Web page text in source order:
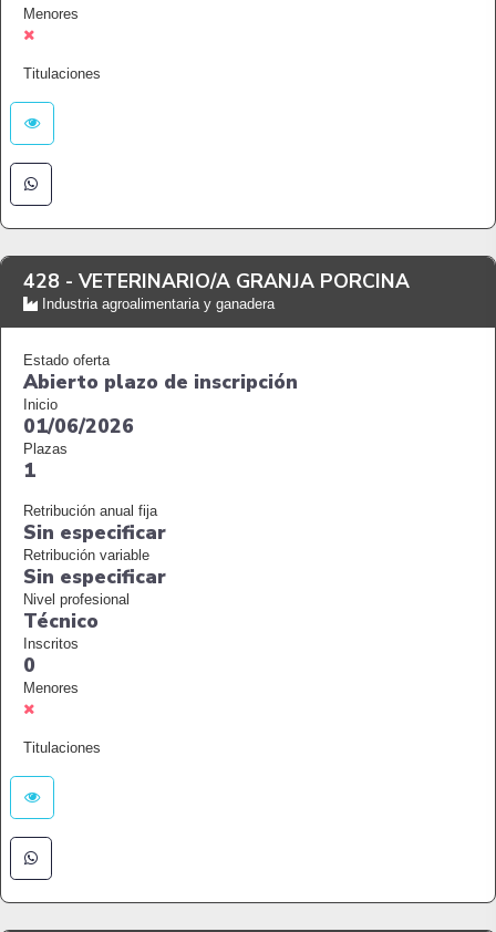
Menores
Titulaciones
428 - VETERINARIO/A GRANJA PORCINA
Industria agroalimentaria y ganadera
Estado oferta
Abierto plazo de inscripción
Inicio
01/06/2026
Plazas
1
Retribución anual fija
Sin especificar
Retribución variable
Sin especificar
Nivel profesional
Técnico
Inscritos
0
Menores
Titulaciones